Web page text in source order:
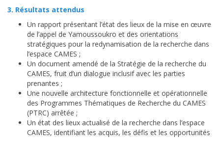
3. Résultats attendus
Un rapport présentant l’état des lieux de la mise en œuvre
de l’appel de Yamoussoukro et des orientations
stratégiques pour la redynamisation de la recherche dans
l’espace CAMES ;
Un document amendé de la Stratégie de la recherche du
CAMES, fruit d’un dialogue inclusif avec les parties
prenantes ;
Une nouvelle architecture fonctionnelle et opérationnelle
des Programmes Thématiques de Recherche du CAMES
(PTRC) arrêtée ;
Un état des lieux actualisé de la recherche dans l’espace
CAMES, identifiant les acquis, les défis et les opportunités